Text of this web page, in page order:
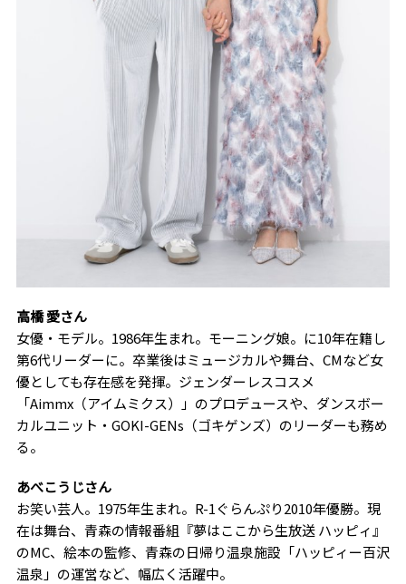
高橋 愛さん
女優・モデル。1986年生まれ。モーニング娘。に10年在籍し
第6代リーダーに。卒業後はミュージカルや舞台、CMなど女
優としても存在感を発揮。ジェンダーレスコスメ
「Aimmx（アイムミクス）」のプロデュースや、ダンスボー
カルユニット・GOKI-GENs（ゴキゲンズ）のリーダーも務め
る。
あべこうじさん
お笑い芸人。 1975年生まれ。 R-1ぐらんぷり2010年優勝。現
在は舞台、青森の情報番組『夢はここから生放送 ハッピィ』
のMC、絵本の監修、青森の日帰り温泉施設「ハッピィー百沢
温泉」の運営など、幅広く活躍中。